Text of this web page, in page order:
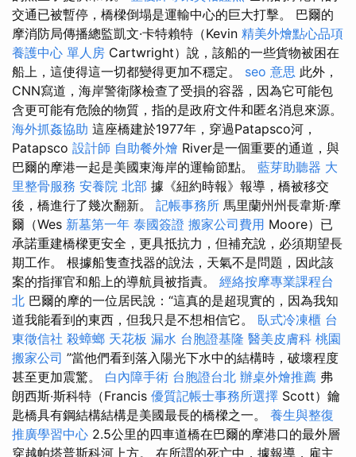
交通已被暫停，橋樑倒塌是運輸中心的巨大打擊。 巴爾的
摩消防局傳播總監凱文·卡特賴特（Kevin 精美外燴點心品項
養護中心 單人房 Cartwright）說，該船的一些貨物被困在
船上，這使得這一切都變得更加不穩定。 seo 意思 此外，
CNN寫道，海岸警衛隊檢查了受損的容器，因為它可能包
含更可能有危險的物質，指的是政府文件和匿名消息來源。
海外抓姦協助 這座橋建於1977年，穿過Patapsco河，
Patapsco 設計師 自助餐外燴 River是一個重要的通道，與
巴爾的摩港一起是美國東海岸的運輸節點。 藍芽助聽器 大
里整骨服務 安養院 北部 據《紐約時報》報導，橋被移交
後，橋進行了幾次翻新。 記帳事務所 馬里蘭州州長韋斯·摩
爾（Wes 新墓第一年 泰國簽證 搬家公司費用 Moore）已
承諾重建橋樑更安全，更具抵抗力，但補充說，必須期望長
期工作。 根據船隻查找器的說法，天氣不是問題，因此該
案的指揮官和船上的導航員被指責。 經絡按摩專業課程台
北 巴爾的摩的一位居民說：“這真的是超現實的，因為我知
道我能看到的東西，但我只是不想相信它。 臥式冷凍櫃 台
東徵信社 殺蟑螂 天花板 漏水 台胞證基隆 醫美皮膚科 桃園
搬家公司 ”當他們看到落入陽光下水中的結構時，破壞程度
甚至更加震驚。 白內障手術 台胞證台北 辦桌外燴推薦 弗
朗西斯·斯科特（Francis 優質記帳士事務所選擇 Scott）鑰
匙橋具有鋼結構結構是美國最長的橋樑之一。 養生與整復
推廣學習中心 2.5公里的四車道橋在巴爾的摩港口的最外層
穿越帕塔普斯科河上方。 在所謂的死亡中，據報導，雇主